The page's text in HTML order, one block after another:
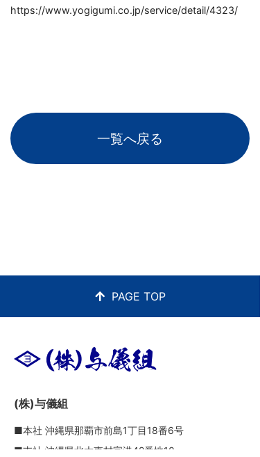
https://www.yogigumi.co.jp/service/detail/4323/
一覧へ戻る
PAGE TOP
(株)与儀組
■本社 沖縄県那覇市前島1丁目18番6号